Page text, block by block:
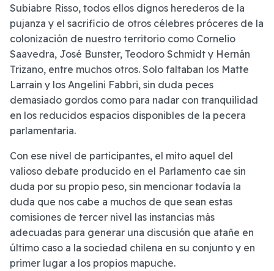
Subiabre Risso, todos ellos dignos herederos de la
pujanza y el sacrificio de otros célebres próceres de la
colonización de nuestro territorio como Cornelio
Saavedra, José Bunster, Teodoro Schmidt y Hernán
Trizano, entre muchos otros. Solo faltaban los Matte
Larrain y los Angelini Fabbri, sin duda peces
demasiado gordos como para nadar con tranquilidad
en los reducidos espacios disponibles de la pecera
parlamentaria.
Con ese nivel de participantes, el mito aquel del
valioso debate producido en el Parlamento cae sin
duda por su propio peso, sin mencionar todavía la
duda que nos cabe a muchos de que sean estas
comisiones de tercer nivel las instancias más
adecuadas para generar una discusión que atañe en
último caso a la sociedad chilena en su conjunto y en
primer lugar a los propios mapuche.